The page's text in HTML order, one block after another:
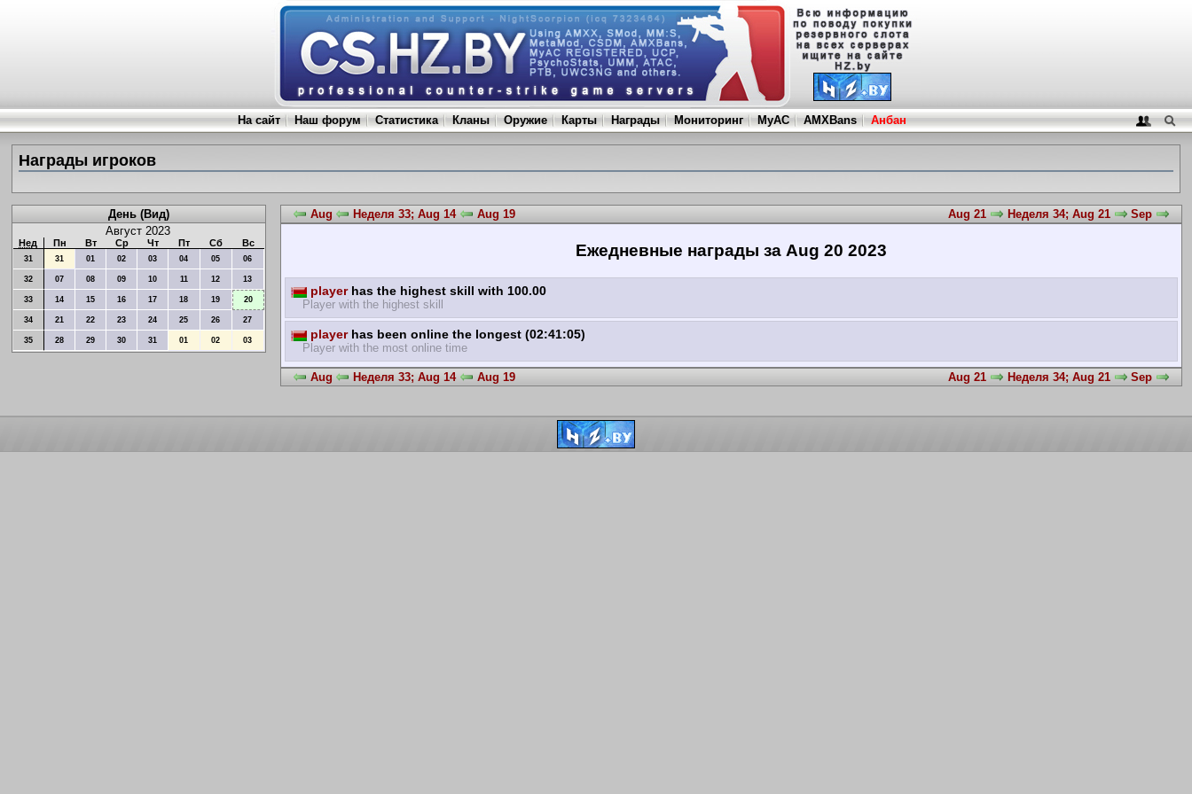
На сайт Наш форум Статистика Кланы Оружие Карты Награды Мониторинг MyAC AMXBans Анбан
Награды игроков
День (Вид)
Август 2023
Нед Пн Вт Ср Чт Пт Сб Вс
31 31 01 02 03 04 05 06
32 07 08 09 10 11 12 13
33 14 15 16 17 18 19 20
34 21 22 23 24 25 26 27
35 28 29 30 31 01 02 03
Aug Неделя 33; Aug 14 Aug 19 Aug 21 Неделя 34; Aug 21 Sep
Ежедневные награды за Aug 20 2023
playerhas the highest skill with 100.00
Player with the highest skill
playerhas been online the longest (02:41:05)
Player with the most online time
Aug Неделя 33; Aug 14 Aug 19 Aug 21 Неделя 34; Aug 21 Sep